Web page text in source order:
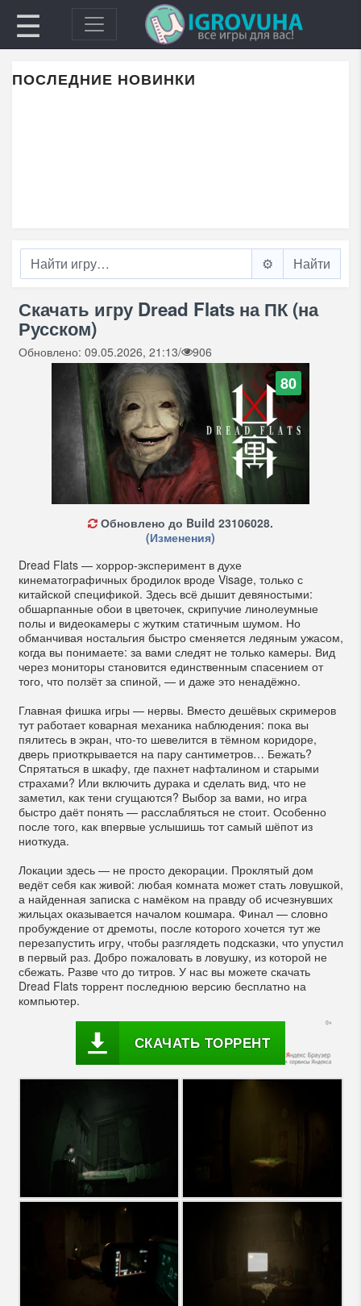
☰
ПОСЛЕДНИЕ НОВИНКИ
⚙️
Скачать игру Dread Flats на ПК (на
Русском)
Обновлено: 09.05.2026, 21:13/ 906
80
Обновлено до Build 23106028.
(Изменения)
Dread Flats — хоррор-эксперимент в духе
кинематографичных бродилок вроде Visage, только с
китайской спецификой. Здесь всё дышит девяностыми:
обшарпанные обои в цветочек, скрипучие линолеумные
полы и видеокамеры с жутким статичным шумом. Но
обманчивая ностальгия быстро сменяется ледяным ужасом,
когда вы понимаете: за вами следят не только камеры. Вид
через мониторы становится единственным спасением от
того, что ползёт за спиной, — и даже это ненадёжно.
Главная фишка игры — нервы. Вместо дешёвых скримеров
тут работает коварная механика наблюдения: пока вы
пялитесь в экран, что-то шевелится в тёмном коридоре,
дверь приоткрывается на пару сантиметров… Бежать?
Спрятаться в шкафу, где пахнет нафталином и старыми
страхами? Или включить дурака и сделать вид, что не
заметил, как тени сгущаются? Выбор за вами, но игра
быстро даёт понять — расслабляться не стоит. Особенно
после того, как впервые услышишь тот самый шёпот из
ниоткуда.
Локации здесь — не просто декорации. Проклятый дом
ведёт себя как живой: любая комната может стать ловушкой,
а найденная записка с намёком на правду об исчезнувших
жильцах оказывается началом кошмара. Финал — словно
пробуждение от дремоты, после которого хочется тут же
перезапустить игру, чтобы разглядеть подсказки, что упустил
в первый раз. Добро пожаловать в ловушку, из которой не
сбежать. Разве что до титров. У нас вы можете скачать
Dread Flats торрент последнюю версию бесплатно на
компьютер.
СКАЧАТЬ ТОРРЕНТ